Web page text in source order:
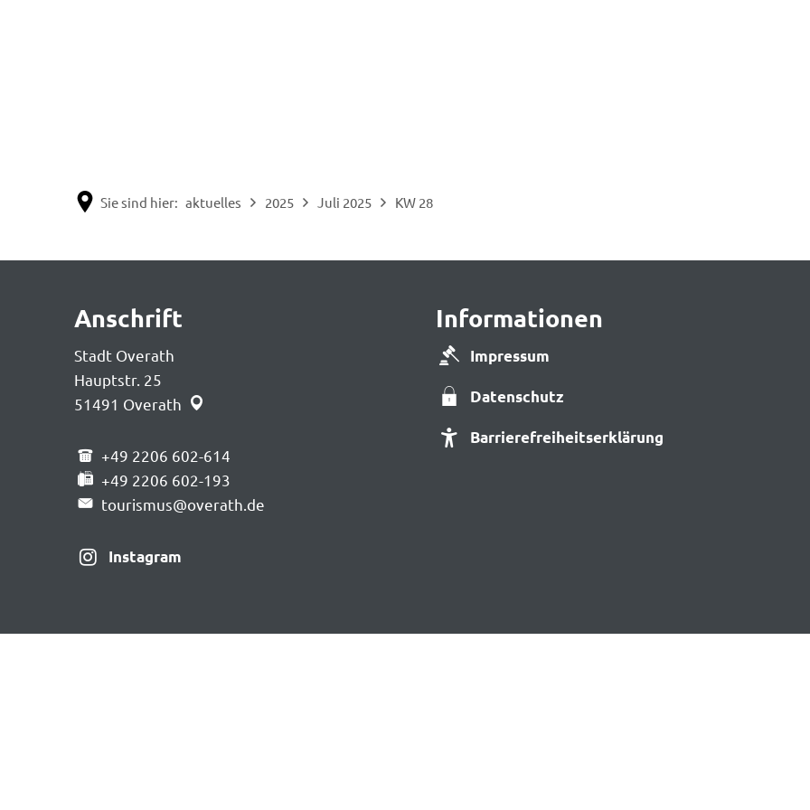
Sie sind hier: aktuelles 2025 Juli 2025 KW 28
Anschrift
Stadt Overath
Hauptstr. 25
51491 Overath
+49 2206 602-614
+49 2206 602-193
tourismus@overath.de
Instagram
Informationen
Impressum
Datenschutz
Barrierefreiheitserklärung